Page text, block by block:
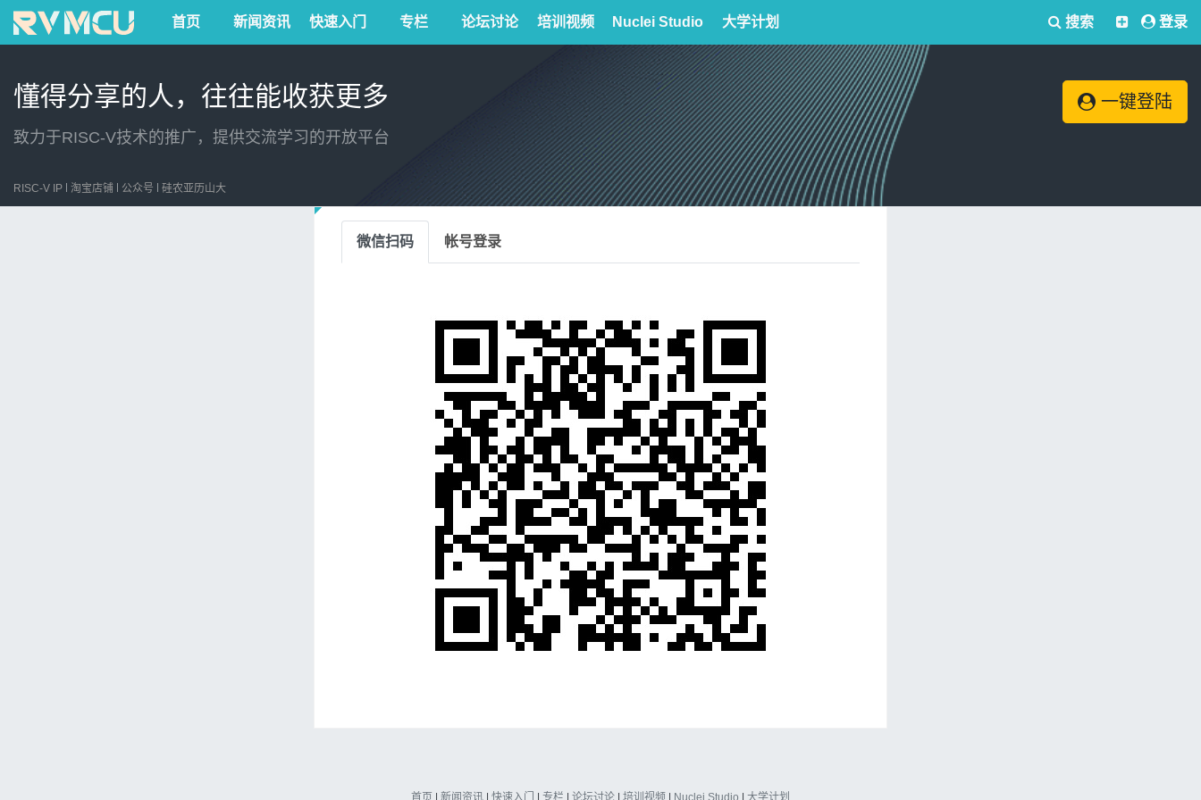
首页 新闻资讯 快速入门 专栏 论坛讨论 培训视频 Nuclei Studio 大学计划 搜索 登录
懂得分享的人，往往能收获更多
致力于RISC-V技术的推广，提供交流学习的开放平台
一键登陆
RISC-V IP 淘宝店铺 公众号 硅农亚历山大
微信扫码 帐号登录
首页 新闻资讯 快速入门 专栏 论坛讨论 培训视频 Nuclei Studio 大学计划